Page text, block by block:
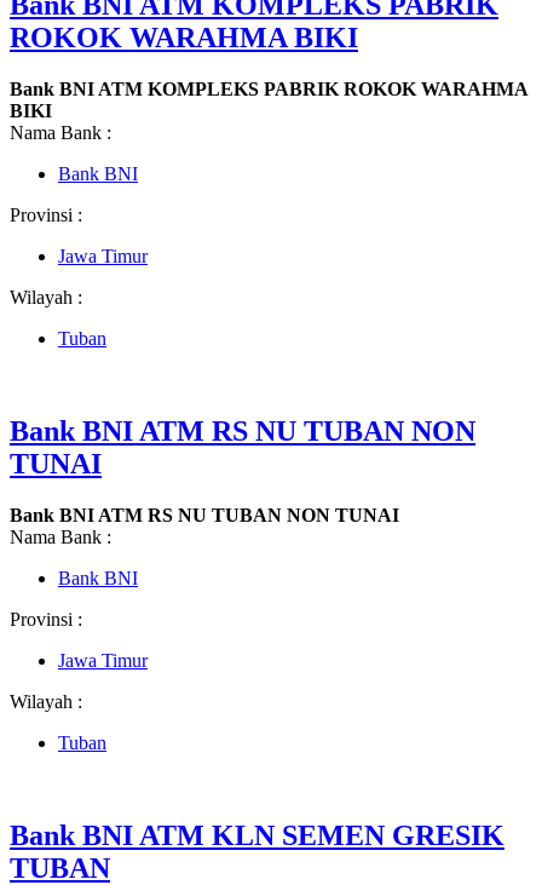
ROKOK WARAHMA BIKI
Bank BNI ATM KOMPLEKS PABRIK ROKOK WARAHMA
BIKI
Nama Bank :
Bank BNI
Provinsi :
Jawa Timur
Wilayah :
Tuban
Bank BNI ATM RS NU TUBAN NON
TUNAI
Bank BNI ATM RS NU TUBAN NON TUNAI
Nama Bank :
Bank BNI
Provinsi :
Jawa Timur
Wilayah :
Tuban
Bank BNI ATM KLN SEMEN GRESIK
TUBAN